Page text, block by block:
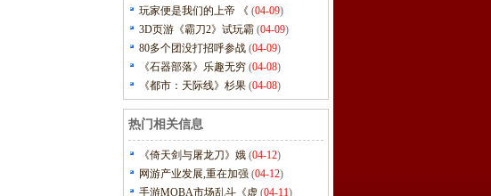
玩家便是我们的上帝 《 (04-09)
3D页游《霸刀2》试玩霸 (04-09)
80多个团没打招呼参战 (04-09)
《石器部落》乐趣无穷 (04-08)
《都市：天际线》杉果 (04-08)
热门相关信息
《倚天剑与屠龙刀》娥 (04-12)
网游产业发展,重在加强 (04-12)
手游MOBA市场乱斗《虚 (04-11)